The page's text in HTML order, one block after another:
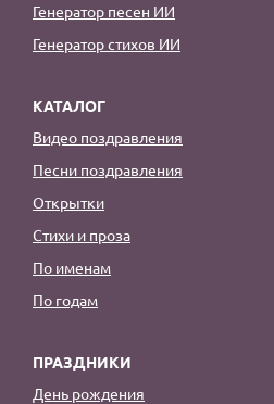
Генератор песен ИИ
Генератор стихов ИИ
КАТАЛОГ
Видео поздравления
Песни поздравления
Открытки
Стихи и проза
По именам
По годам
ПРАЗДНИКИ
День рождения